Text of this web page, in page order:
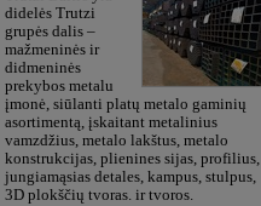
didelės Trutzi
grupės dalis –
mažmeninės ir
didmeninės
prekybos metalu
įmonė, siūlanti platų metalo gaminių
asortimentą, įskaitant metalinius
vamzdžius, metalo lakštus, metalo
konstrukcijas, plienines sijas, profilius,
jungiamąsias detales, kampus, stulpus,
3D plokščių tvoras. ir tvoros.